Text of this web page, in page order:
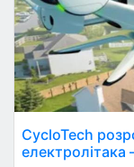
CycloTech
електролітака